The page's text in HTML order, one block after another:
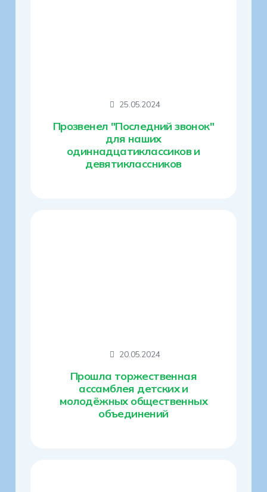
25.05.2024
Прозвенел "Последний звонок"
для наших
одиннадцатиклассиков и
девятиклассников
20.05.2024
Прошла торжественная
ассамблея детских и
молодёжных общественных
объединений